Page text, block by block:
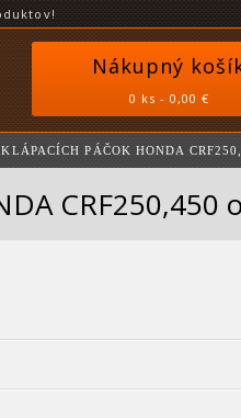
Nákupný
0 ks - 0,00 €
PÁČOK HONDA
CRF250,450